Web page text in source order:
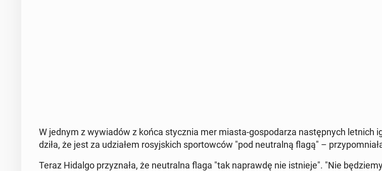
W jednym z wy­wia­dów z końca stycz­nia mer miasta-go­spo­da­rza na­stęp­nych letnich
dzi­ła, że jest za udzia­łem ro­syj­skich spor­tow­ców "pod neu­tral­ną flagą" –
Teraz Hidalgo przy­zna­ła, że neu­tral­na flaga "tak na­praw­dę nie ist­nie­je". "Nie